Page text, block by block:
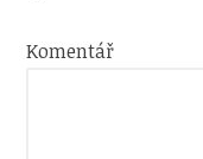
Komentář